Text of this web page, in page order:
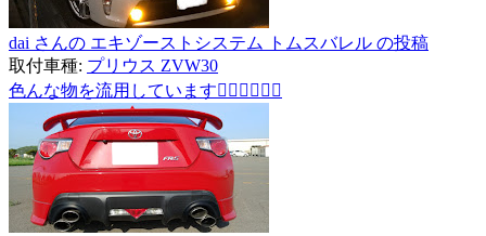
dai さんの エキゾーストシステム トムスバレル の投稿
取付車種: プリウス ZVW30
色んな物を流用しています👌🏻👌🏻👌🏻